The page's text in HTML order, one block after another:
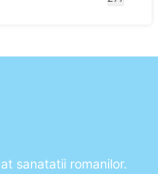
sanatatii romanilor.